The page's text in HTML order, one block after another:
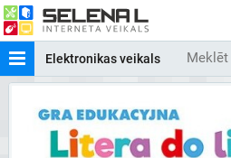
Elektronikas veikals